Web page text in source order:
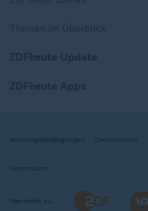
Nutzungsbedingungen Datenschutz
Impressum
Wechseln zu: